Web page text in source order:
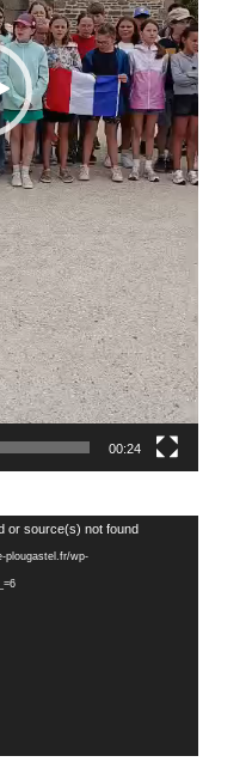
00:24
or source(s) not found
plougastel.fr/wp-